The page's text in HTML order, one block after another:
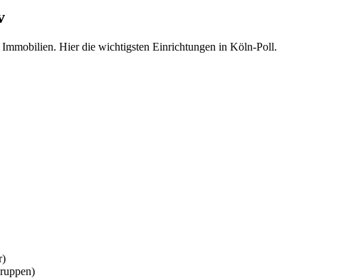
Hier die wichtigsten Einrichtungen in Köln-Poll.